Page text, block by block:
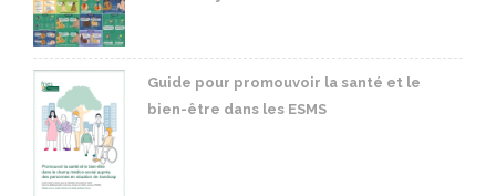
Guide pour promouvoir la santé et le
bien-être dans les ESMS